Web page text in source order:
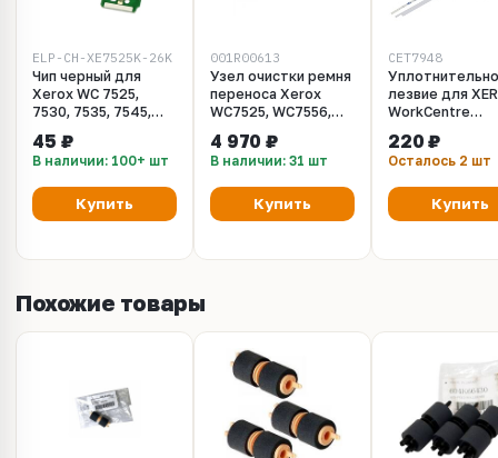
ELP-CH-XE7525K-26K
Чип черный для
Xerox WC 7525,
7530, 7535, 7545,
7845, 7855 (X-1517-
K-26K)
45 ₽
В наличии: 100+ шт
Купить
001R00613
Узел очистки ремня
переноса Xerox
WC7525, WC7556,
WC7970, Altalink
C80xx (001R00613)
4 970 ₽
В наличии: 31 шт
Купить
CET7948
лезвие для
WorkCentre
(CET), CET7948
220 ₽
Осталось 2 шт
Купить
Похожие товары